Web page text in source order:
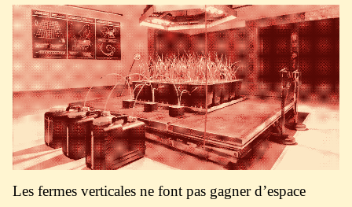
Les fermes verticales ne font pas gagner d’espace